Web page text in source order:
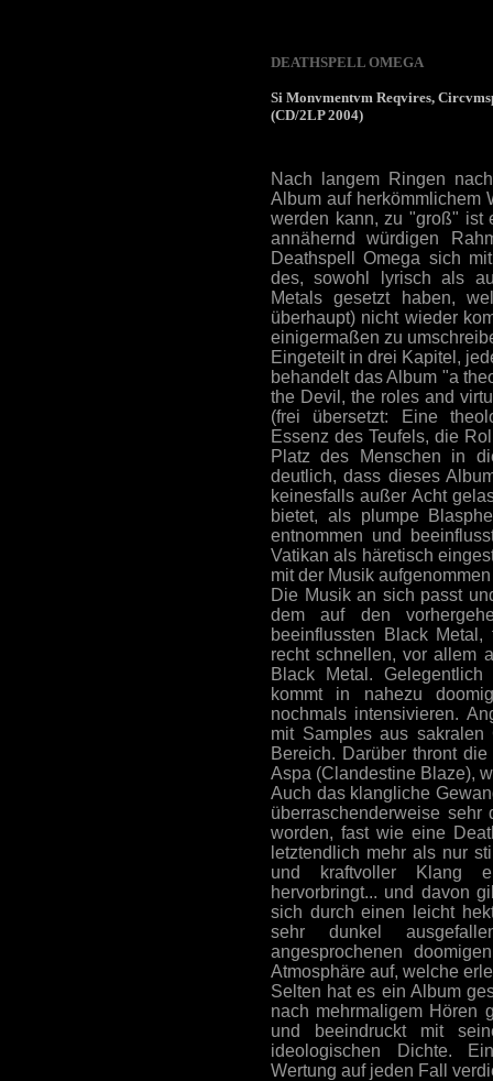
DEATHSPELL OMEGA
Si Monvmentvm Reqvires,
(CD/2LP 2004)
Nach langem Ringen
Album auf herkömmlichem
werden kann, zu "groß" ist
annähernd würdigen
Deathspell Omega sich
des, sowohl lyrisch als
Metals gesetzt haben,
überhaupt) nicht wieder
einigermaßen zu
Eingeteilt in drei Kapitel,
behandelt das Album "a
the Devil, the roles and
(frei übersetzt: Eine
Essenz des Teufels, die
Platz des Menschen in
deutlich, dass dieses
keinesfalls außer Acht
bietet, als plumpe
entnommen und
Vatikan als häretisch
mit der Musik
Die Musik an sich passt
dem auf den
beeinflussten Black
recht schnellen, vor allem
Black Metal.
kommt in nahezu
nochmals intensivieren.
mit Samples aus sakralen
Bereich. Darüber thront
Aspa (Clandestine Blaze),
Auch das klangliche
überraschenderweise
worden, fast wie eine
letztendlich mehr als nur
und kraftvoller Klang
hervorbringt... und davon
sich durch einen leicht
sehr dunkel
angesprochenen
Atmosphäre auf, welche
Selten hat es ein Album
nach mehrmaligem Hören
und beeindruckt mit
ideologischen Dichte.
Wertung auf jeden Fall